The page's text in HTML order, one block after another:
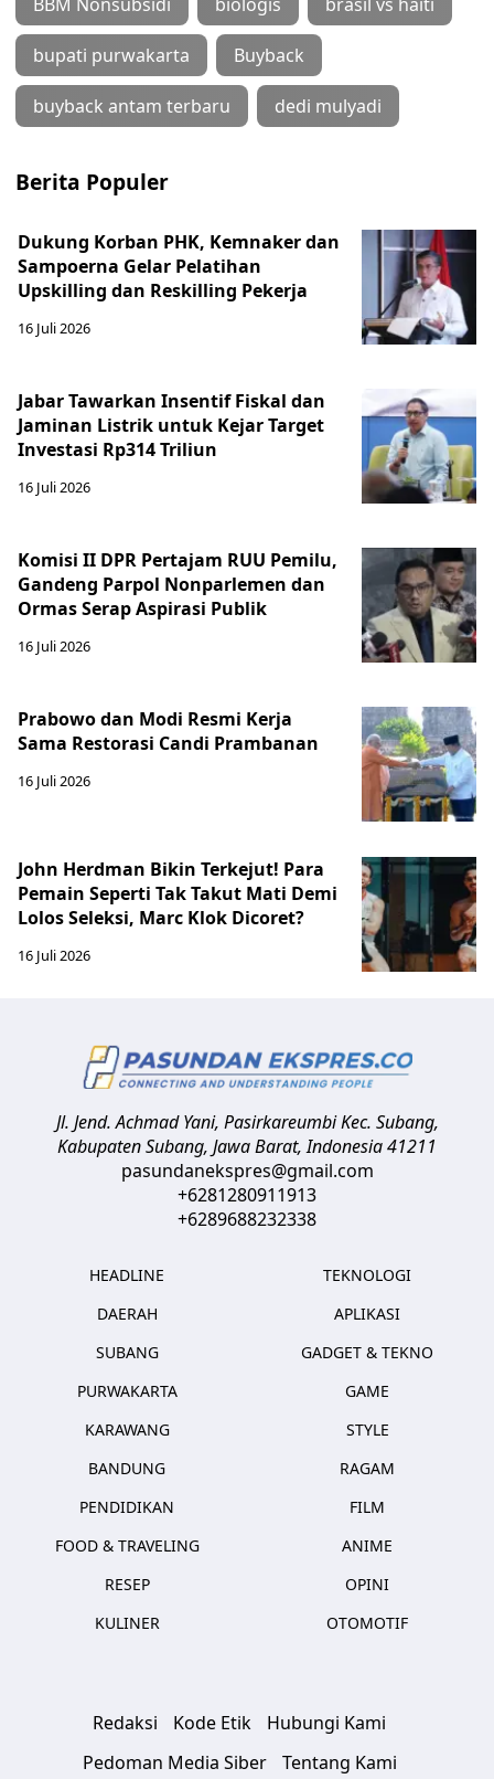
bupati purwakarta Buyback
buyback antam terbaru dedi mulyadi
Berita Populer
Dukung Korban PHK, Kemnaker dan
Sampoerna Gelar Pelatihan
Upskilling dan Reskilling Pekerja
16 Juli 2026
Jabar Tawarkan Insentif Fiskal dan
Jaminan Listrik untuk Kejar Target
Investasi Rp314 Triliun
16 Juli 2026
Komisi II DPR Pertajam RUU Pemilu,
Gandeng Parpol Nonparlemen dan
Ormas Serap Aspirasi Publik
16 Juli 2026
Prabowo dan Modi Resmi Kerja
Sama Restorasi Candi Prambanan
16 Juli 2026
John Herdman Bikin Terkejut! Para
Pemain Seperti Tak Takut Mati Demi
Lolos Seleksi, Marc Klok Dicoret?
16 Juli 2026
Jl. Jend. Achmad Yani, Pasirkareumbi Kec. Subang,
Kabupaten Subang, Jawa Barat,Indonesia41211
pasundanekspres@gmail.com
+6281280911913
+6289688232338
HEADLINE
DAERAH
SUBANG
PURWAKARTA
KARAWANG
BANDUNG
PENDIDIKAN
FOOD & TRAVELING
RESEP
KULINER
TEKNOLOGI
APLIKASI
GADGET & TEKNO
GAME
STYLE
RAGAM
FILM
ANIME
OPINI
OTOMOTIF
Redaksi Kode Etik
Hubungi Kami
Pedoman Media Siber
Tentang Kami